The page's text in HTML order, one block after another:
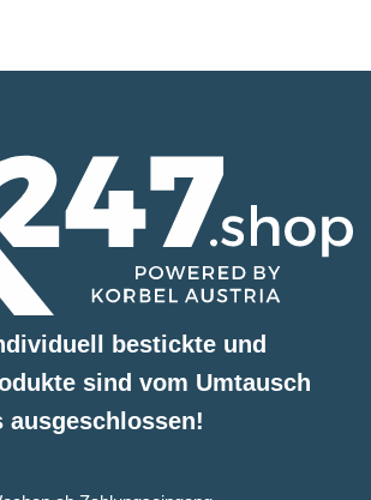
bestickte und
sind vom Umtausch
ausgeschlossen!